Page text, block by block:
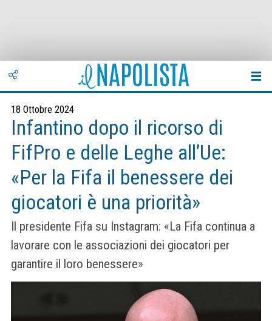
18 Ottobre 2024
Infantino dopo il ricorso di
FifPro e delle Leghe all’Ue:
«Per la Fifa il benessere dei
giocatori è una priorità»
Il presidente Fifa su Instagram: «La Fifa continua a
lavorare con le associazioni dei giocatori per
garantire il loro benessere»